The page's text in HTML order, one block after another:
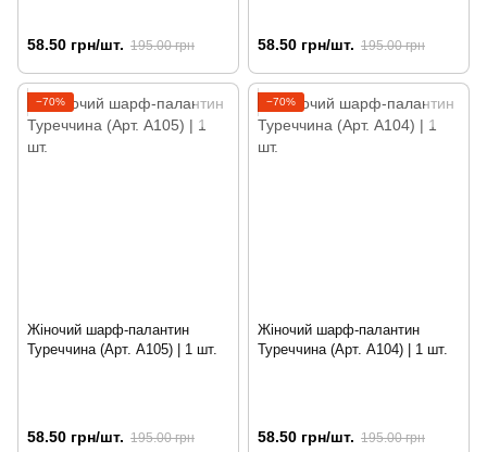
58.50 грн/шт. 195.00 грн 58.50 грн/шт. 195.00 грн
−70%
Жіночий шарф-палантин
Туреччина (Арт. A105) | 1 шт.
58.50 грн/шт. 195.00 грн
−70%
Жіночий шарф-палантин
Туреччина (Арт. A104) | 1 шт.
58.50 грн/шт. 195.00 грн